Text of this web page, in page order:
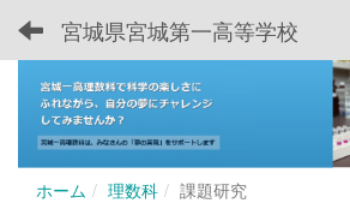
宮城県宮城第一高等学校
ホーム 理数科 課題研究